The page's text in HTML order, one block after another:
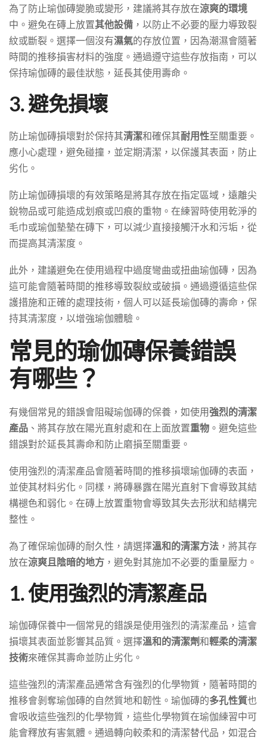
為了防止瑜伽磚變脆或變形，建議將其存放在涼爽的環境
中。避免在磚上放置其他設備 ，以防止不必要的壓力導致裂
紋或斷裂。選擇一個沒有濕氣的存放位置，因為潮濕會隨著
時間的推移損害材料的強度。通過遵守這些存放指南，可以
保持瑜伽磚的最佳狀態，延長其使用壽命。
3. 避免損壞
防止瑜伽磚損壞對於保持其清潔和確保其耐用性至關重要。
應小心處理，避免碰撞，並定期清潔，以保護其表面，防止
劣化。
防止瑜伽磚損壞的有效策略是將其存放在指定區域，遠離尖
銳物品或可能造成划痕或凹痕的重物。在練習時使用乾淨的
毛巾或瑜伽墊墊在磚下，可以減少直接接觸汗水和污垢，從
而提高其清潔度。
此外，建議避免在使用過程中過度彎曲或扭曲瑜伽磚，因為
這可能會隨著時間的推移導致裂紋或破損。通過遵循這些保
護措施和正確的處理技術，個人可以延長瑜伽磚的壽命，保
持其清潔度，以增強瑜伽體驗。
常見的瑜伽磚保養錯誤
有哪些？
有幾個常見的錯誤會阻礙瑜伽磚的保養，如使用強烈的清潔
產品 、將其存放在陽光直射處和在上面放置重物 。避免這些
錯誤對於延長其壽命和防止磨損至關重要。
使用強烈的清潔產品會隨著時間的推移損壞瑜伽磚的表面，
並使其材料劣化。同樣，將磚暴露在陽光直射下會導致其結
構褪色和弱化。在磚上放置重物會導致其失去形狀和結構完
整性。
為了確保瑜伽磚的耐久性，請選擇溫和的清潔方法 ，將其存
放在涼爽且陰暗的地方 ，避免對其施加不必要的重量壓力。
1. 使用強烈的清潔產品
瑜伽磚保養中一個常見的錯誤是使用強烈的清潔產品，這會
損壞其表面並影響其品質。選擇溫和的清潔劑和輕柔的清潔
技術來確保其壽命並防止劣化。
這些強烈的清潔產品通常含有強烈的化學物質，隨著時間的
推移會剝奪瑜伽磚的自然質地和韌性。瑜伽磚的多孔性質也
會吸收這些強烈的化學物質，這些化學物質在瑜伽練習中可
能會釋放有害氣體。通過轉向較柔和的清潔替代品，如混合